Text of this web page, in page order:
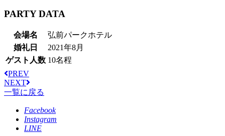
PARTY DATA
会場名
弘前パークホテル
婚礼日
2021年8月
ゲスト人数 10名程
PREV
NEXT
一覧に戻る
Facebook
Instagram
LINE